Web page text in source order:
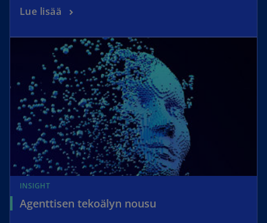
Lue lisää
INSIGHT
Agenttisen tekoälyn nousu